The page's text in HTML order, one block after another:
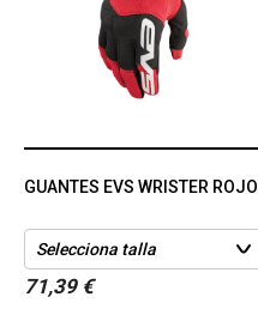
GUANTES EVS WRISTER ROJO
71,39 €